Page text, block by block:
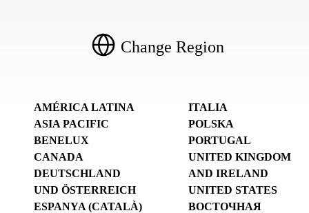
Change Region
AMÉRICA LATINA
ASIA PACIFIC
BENELUX
CANADA
DEUTSCHLAND
UND ÖSTERREICH
ESPANYA (CATALÀ)
ITALIA
POLSKA
PORTUGAL
UNITED KINGDOM
AND IRELAND
UNITED STATES
ВОСТОЧНАЯ